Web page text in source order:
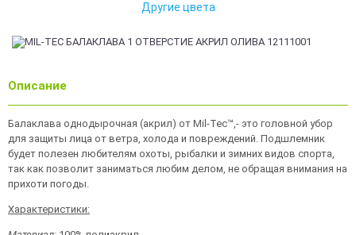
Другие цвета
Описание
Балаклава однодырочная (акрил) от Mil-Tec™,- это головной убор
для защиты лица от ветра, холода и повреждений. Подшлемник
будет полезен любителям охоты, рыбалки и зимних видов спорта,
так как позволит заниматься любим делом, не обращая внимания на
прихоти погоды.
Характеристики: